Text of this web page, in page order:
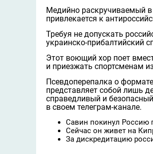
Медийно раскручиваемый в
привлекается к
Требуя не допускать
украинско-прибалтийский
Этот воющий хор поет
и приезжать спортсменам
Псевдоперепалка о
представляет собой лишь
справедливый и
в своем телеграм-канале.
Савин покинул Россию
Сейчас он живет на
За дискредитацию